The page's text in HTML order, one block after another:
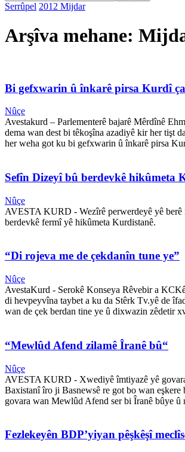
Serrûpel 2012 Mijdar
Arşîva mehane:
Bi gefxwarin û înkarê pirsa Kurdî
Nûçe
Avestakurd – Parlementerê bajarê Mêrdînê
dema wan dest bi têkoşîna azadiyê kir her tişt
her weha got ku bi gefxwarin û înkarê pirsa
Sefîn Dizeyî bû berdevkê hikûmeta
Nûçe
AVESTA KURD - Wezîrê perwerdeyê yê
berdevkê fermî yê hikûmeta Kurdistanê.
“Di rojeva me de çekdanîn tune ye”
Nûçe
AvestaKurd - Serokê Konseya Rêvebir a
di hevpeyvîna taybet a ku da Stêrk Tv.yê de
wan de çek berdan tine ye û dixwazin zêdetir
“Mewlûd Afend zilamê Îranê bû“
Nûçe
AVESTA KURD - Xwediyê îmtiyazê yê
Baxistanî îro ji Basnewsê re got bo wan eşkere
govara wan Mewlûd Afend ser bi Îranê bûye
Fezlekeyên BDP’yiyan pêşkêşî